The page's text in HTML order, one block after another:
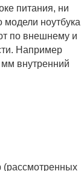
питания, ни
модели ноутбука
по внешнему и
Например
внутренний
(рассмотренных